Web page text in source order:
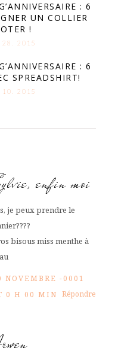
: 6
UN COLLIER
!
28. 2015
: 6
SPREADSHIRT!
10. 2015
enfin moi
je peux prendre le
bisous miss menthe à
NOVEMBRE -0001
0 H 00 MIN Répondre